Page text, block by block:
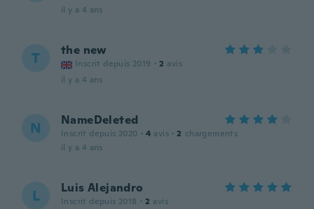
il y a 4 ans
T the new
Inscrit depuis 2019 · 2 avis
il y a 4 ans
N NameDeleted
Inscrit depuis 2020 · 4 avis · 2 chargements
il y a 4 ans
L Luis Alejandro
Inscrit depuis 2018 · 2 avis